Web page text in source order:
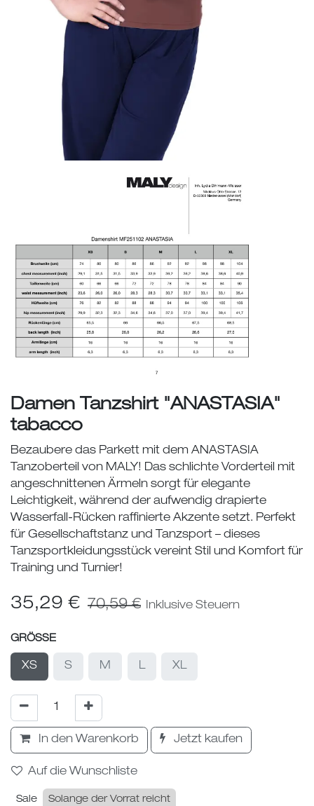
Damen Tanzshirt "ANASTASIA"
tabacco
Bezaubere das Parkett mit dem ANASTASIA
Tanzoberteil von MALY! Das schlichte Vorderteil mit
angeschnittenen Ärmeln sorgt für elegante
Leichtigkeit, während der aufwendig drapierte
Wasserfall-Rücken raffinierte Akzente setzt. Perfekt
für Gesellschaftstanz und Tanzsport – dieses
Tanzsportkleidungsstück vereint Stil und Komfort für
Training und Turnier!
35,29 € 70,59€ Inklusive Steuern
GRÖSSE
XS S M L XL
In den Warenkorb Jetzt kaufen
Auf die Wunschliste
Sale Solange der Vorrat reicht